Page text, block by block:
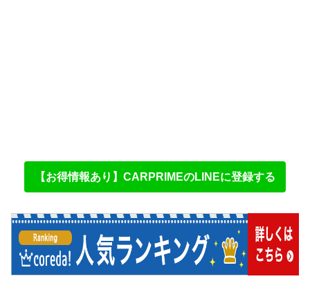
【お得情報あり】CARPRIMEのLINEに登録する